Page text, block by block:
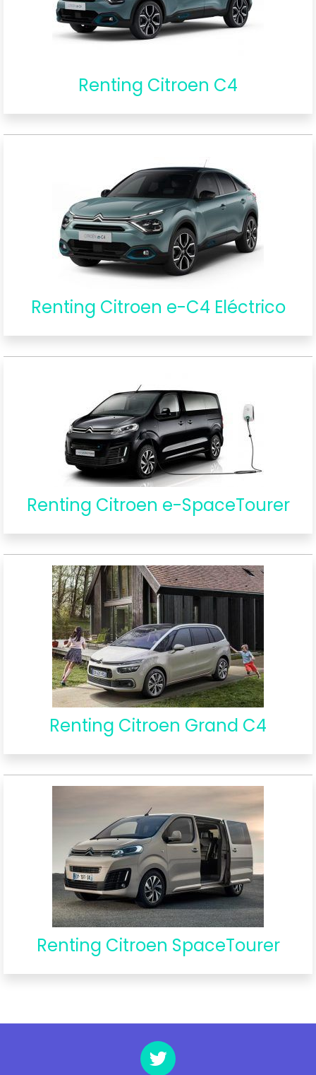
Renting Citroen C4
Renting Citroen e-C4 Eléctrico
Renting Citroen e-SpaceTourer
Renting Citroen Grand C4
Renting Citroen SpaceTourer